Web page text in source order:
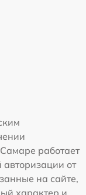
работает
от
на сайте,
характер и